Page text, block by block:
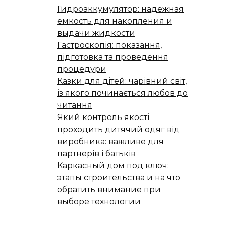
Гидроаккумулятор: надежная
емкость для накопления и
выдачи жидкости
Гастроскопія: показання,
підготовка та проведення
процедури
Казки для дітей: чарівний світ,
із якого починається любов до
читання
Який контроль якості
проходить дитячий одяг від
виробника: важливе для
партнерів і батьків
Каркасный дом под ключ:
этапы строительства и на что
обратить внимание при
выборе технологии